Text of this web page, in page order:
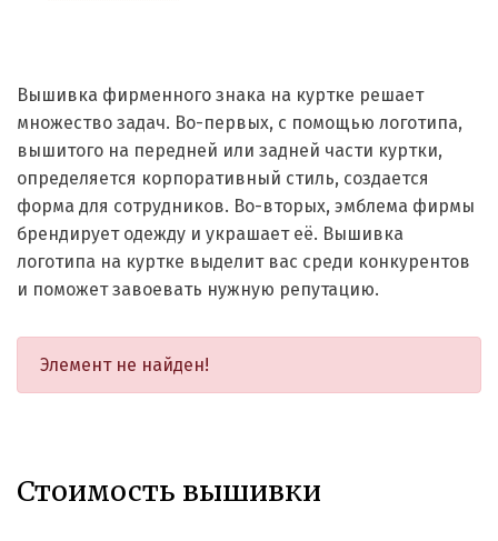
Вышивка фирменного знака на куртке решает
множество задач. Во-первых, с помощью логотипа,
вышитого на передней или задней части куртки,
определяется корпоративный стиль, создается
форма для сотрудников. Во-вторых, эмблема фирмы
брендирует одежду и украшает её. Вышивка
логотипа на куртке выделит вас среди конкурентов
и поможет завоевать нужную репутацию.
Элемент не найден!
Стоимость вышивки